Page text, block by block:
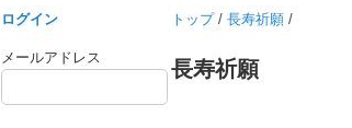
トップ/ 長寿祈願 /
長寿祈願
ログイン
メールアドレス